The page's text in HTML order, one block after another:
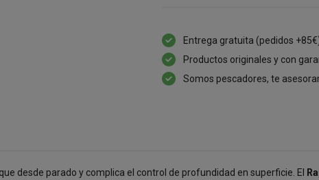
Entrega gratuita (pedidos
Productos originales y con
Somos pescadores, te
desde parado y complica el control de profundidad en superficie. El